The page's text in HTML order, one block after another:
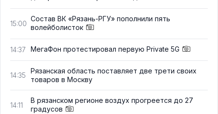
15:00
Состав ВК «Рязань-РГУ» пополнили пять
волейболисток
14:37 МегаФон протестировал первую Private 5G
14:35
Рязанская область поставляет две трети своих
товаров в Москву
14:11
В рязанском регионе воздух прогреется до 27
градусов